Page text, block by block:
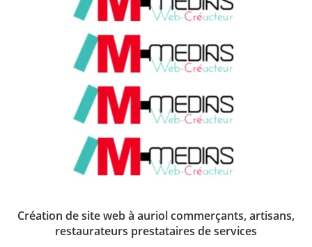
Création de site web à auriol commerçants, artisans,
restaurateurs prestataires de services